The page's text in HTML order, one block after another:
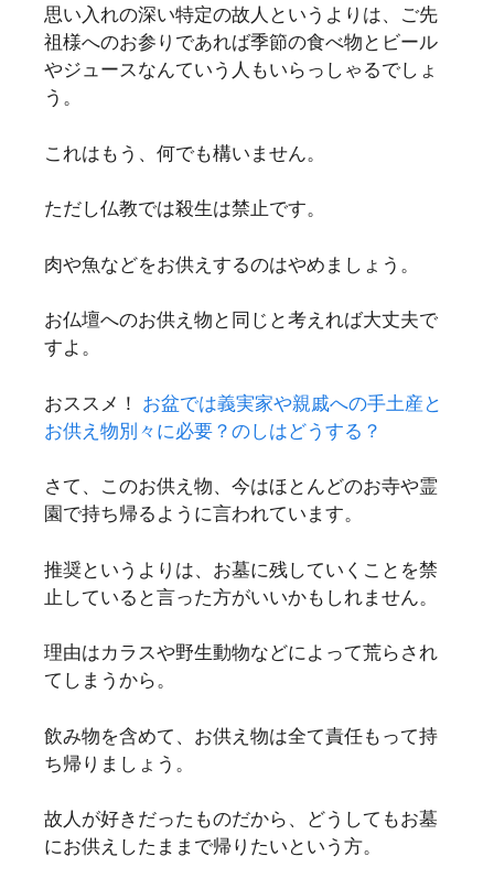
思い入れの深い特定の故人というよりは、ご先
祖様へのお参りであれば季節の食べ物とビール
やジュースなんていう人もいらっしゃるでしょ
う。
これはもう、何でも構いません。
ただし仏教では殺生は禁止です。
肉や魚などをお供えするのはやめましょう。
お仏壇へのお供え物と同じと考えれば大丈夫で
すよ。
おススメ！ お盆では義実家や親戚への手土産と
お供え物別々に必要？のしはどうする？
さて、このお供え物、今はほとんどのお寺や霊
園で持ち帰るように言われています。
推奨というよりは、お墓に残していくことを禁
止していると言った方がいいかもしれません。
理由はカラスや野生動物などによって荒らされ
てしまうから。
飲み物を含めて、お供え物は全て責任もって持
ち帰りましょう。
故人が好きだったものだから、どうしてもお墓
にお供えしたままで帰りたいという方。